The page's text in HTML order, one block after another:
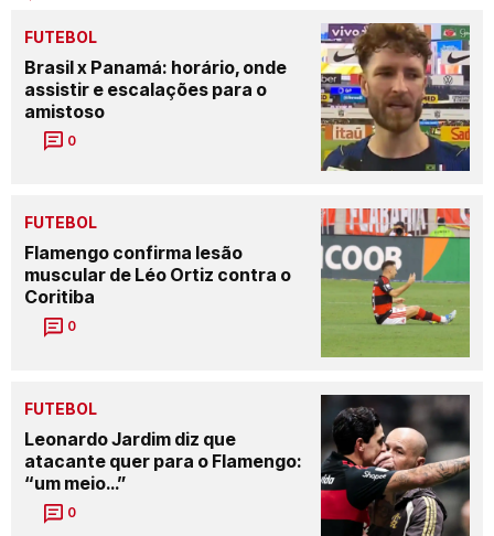
FUTEBOL
Brasil x Panamá: horário, onde
assistir e escalações para o
amistoso
0
FUTEBOL
Flamengo confirma lesão
muscular de Léo Ortiz contra o
Coritiba
0
FUTEBOL
Leonardo Jardim diz que
atacante quer para o Flamengo:
“um meio…”
0